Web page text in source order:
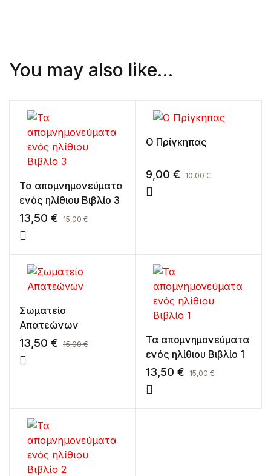
You may also like…
Τα απομνημονεύματα
ενός ηλίθιου Βιβλίο 3
13,50 € 15,00€
Ο Πρίγκηπας
9,00 € 10,00€
Σωματείο
Απατεώνων
13,50 € 15,00€
Τα απομνημονεύματα
ενός ηλίθιου Βιβλίο 1
13,50 € 15,00€